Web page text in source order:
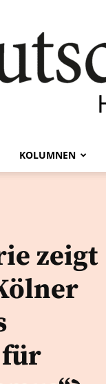
KOLUMNEN
zeigt
für